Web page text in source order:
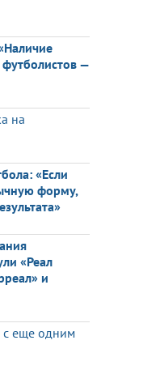
—
на
«Если
форму,
«Реал
и
с еще одним